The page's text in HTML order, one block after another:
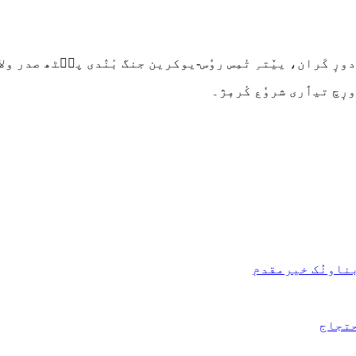
کَران، ییٚتہِ تٔمِس روٗس-یوکرین جنگ بٔنٛدی پٮ۪ٹھ صدر
تیٲری شروٗع کٔرمٕژ۔
خیرمقدم